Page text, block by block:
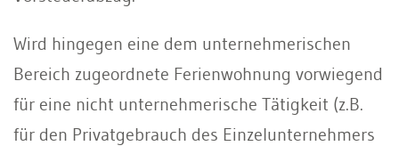
Wird hingegen eine dem unternehmerischen
Bereich zugeordnete Ferienwohnung vorwiegend
für eine nicht unternehmerische Tätigkeit (z.B.
für den Privatgebrauch des Einzelunternehmers